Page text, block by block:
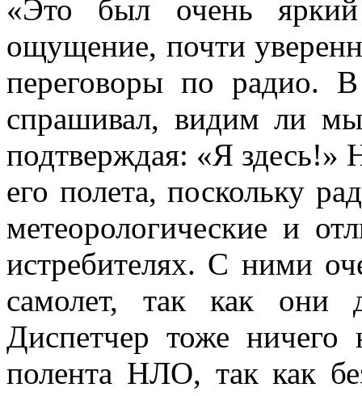
«Это был очень
ощущение, почти
переговоры по радио.
спрашивал, видим ли
подтверждая: «Я здесь!»
его полета, поскольку
метеорологические и
истребителях. С ними
самолет, так как они
Диспетчер тоже ничего
полента НЛО, так как